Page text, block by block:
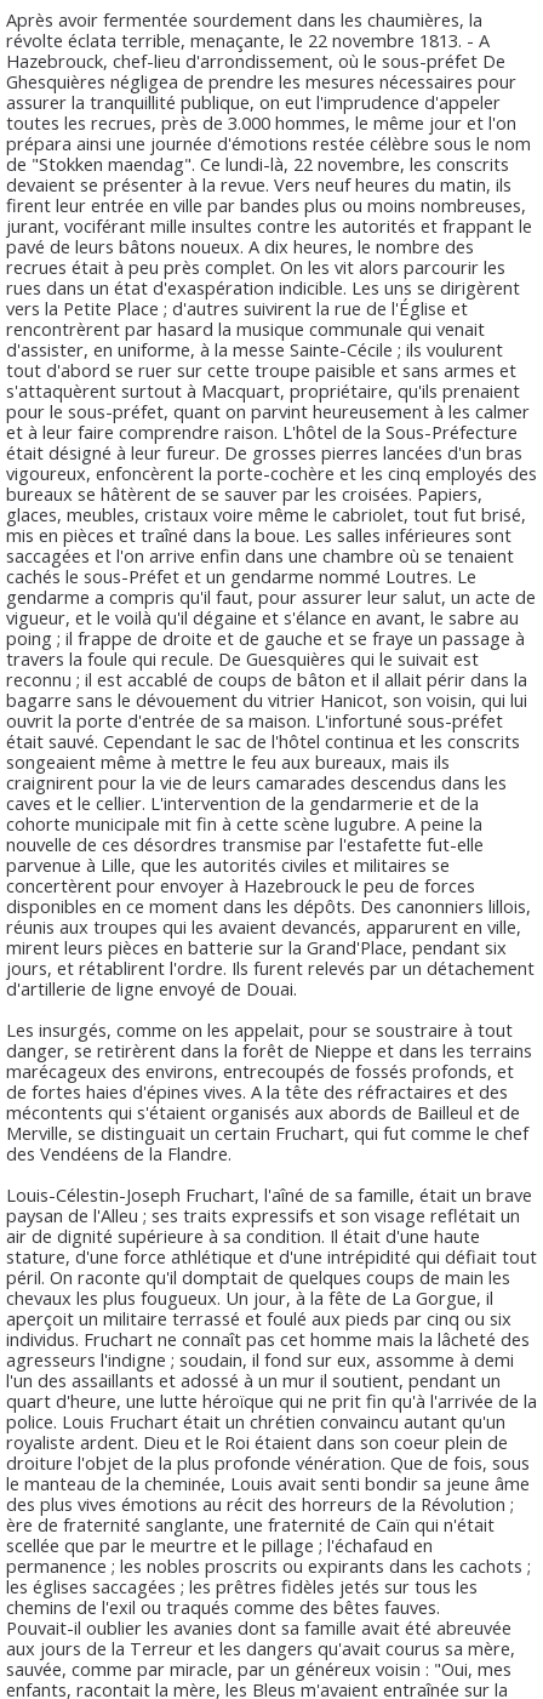
Après avoir fermentée sourdement dans les chaumières, la
révolte éclata terrible, menaçante, le 22 novembre 1813. - A
Hazebrouck, chef-lieu d'arrondissement, où le sous-préfet De
Ghesquières négligea de prendre les mesures nécessaires pour
assurer la tranquillité publique, on eut l'imprudence d'appeler
toutes les recrues, près de 3.000 hommes, le même jour et l'on
prépara ainsi une journée d'émotions restée célèbre sous le nom
de "Stokken maendag". Ce lundi-là, 22 novembre, les conscrits
devaient se présenter à la revue. Vers neuf heures du matin, ils
firent leur entrée en ville par bandes plus ou moins nombreuses,
jurant, vociférant mille insultes contre les autorités et frappant le
pavé de leurs bâtons noueux. A dix heures, le nombre des
recrues était à peu près complet. On les vit alors parcourir les
rues dans un état d'exaspération indicible. Les uns se dirigèrent
vers la Petite Place ; d'autres suivirent la rue de l'Église et
rencontrèrent par hasard la musique communale qui venait
d'assister, en uniforme, à la messe Sainte-Cécile ; ils voulurent
tout d'abord se ruer sur cette troupe paisible et sans armes et
s'attaquèrent surtout à Macquart, propriétaire, qu'ils prenaient
pour le sous-préfet, quant on parvint heureusement à les calmer
et à leur faire comprendre raison. L'hôtel de la Sous-Préfecture
était désigné à leur fureur. De grosses pierres lancées d'un bras
vigoureux, enfoncèrent la porte-cochère et les cinq employés des
bureaux se hâtèrent de se sauver par les croisées. Papiers,
glaces, meubles, cristaux voire même le cabriolet, tout fut brisé,
mis en pièces et traîné dans la boue. Les salles inférieures sont
saccagées et l'on arrive enfin dans une chambre où se tenaient
cachés le sous-Préfet et un gendarme nommé Loutres. Le
gendarme a compris qu'il faut, pour assurer leur salut, un acte de
vigueur, et le voilà qu'il dégaine et s'élance en avant, le sabre au
poing ; il frappe de droite et de gauche et se fraye un passage à
travers la foule qui recule. De Guesquières qui le suivait est
reconnu ; il est accablé de coups de bâton et il allait périr dans la
bagarre sans le dévouement du vitrier Hanicot, son voisin, qui lui
ouvrit la porte d'entrée de sa maison. L'infortuné sous-préfet
était sauvé. Cependant le sac de l'hôtel continua et les conscrits
songeaient même à mettre le feu aux bureaux, mais ils
craignirent pour la vie de leurs camarades descendus dans les
caves et le cellier. L'intervention de la gendarmerie et de la
cohorte municipale mit fin à cette scène lugubre. A peine la
nouvelle de ces désordres transmise par l'estafette fut-elle
parvenue à Lille, que les autorités civiles et militaires se
concertèrent pour envoyer à Hazebrouck le peu de forces
disponibles en ce moment dans les dépôts. Des canonniers lillois,
réunis aux troupes qui les avaient devancés, apparurent en ville,
mirent leurs pièces en batterie sur la Grand'Place, pendant six
jours, et rétablirent l'ordre. Ils furent relevés par un détachement
d'artillerie de ligne envoyé de Douai.
Les insurgés, comme on les appelait, pour se soustraire à tout
danger, se retirèrent dans la forêt de Nieppe et dans les terrains
marécageux des environs, entrecoupés de fossés profonds, et
de fortes haies d'épines vives. A la tête des réfractaires et des
mécontents qui s'étaient organisés aux abords de Bailleul et de
Merville, se distinguait un certain Fruchart, qui fut comme le chef
des Vendéens de la Flandre.
Louis-Célestin-Joseph Fruchart, l'aîné de sa famille, était un brave
paysan de l'Alleu ; ses traits expressifs et son visage reflétait un
air de dignité supérieure à sa condition. Il était d'une haute
stature, d'une force athlétique et d'une intrépidité qui défiait tout
péril. On raconte qu'il domptait de quelques coups de main les
chevaux les plus fougueux. Un jour, à la fête de La Gorgue, il
aperçoit un militaire terrassé et foulé aux pieds par cinq ou six
individus. Fruchart ne connaît pas cet homme mais la lâcheté des
agresseurs l'indigne ; soudain, il fond sur eux, assomme à demi
l'un des assaillants et adossé à un mur il soutient, pendant un
quart d'heure, une lutte héroïque qui ne prit fin qu'à l'arrivée de la
police. Louis Fruchart était un chrétien convaincu autant qu'un
royaliste ardent. Dieu et le Roi étaient dans son coeur plein de
droiture l'objet de la plus profonde vénération. Que de fois, sous
le manteau de la cheminée, Louis avait senti bondir sa jeune âme
des plus vives émotions au récit des horreurs de la Révolution ;
ère de fraternité sanglante, une fraternité de Caïn qui n'était
scellée que par le meurtre et le pillage ; l'échafaud en
permanence ; les nobles proscrits ou expirants dans les cachots ;
les églises saccagées ; les prêtres fidèles jetés sur tous les
chemins de l'exil ou traqués comme des bêtes fauves.
Pouvait-il oublier les avanies dont sa famille avait été abreuvée
aux jours de la Terreur et les dangers qu'avait courus sa mère,
sauvée, comme par miracle, par un généreux voisin : "Oui, mes
enfants, racontait la mère, les Bleus m'avaient entraînée sur la